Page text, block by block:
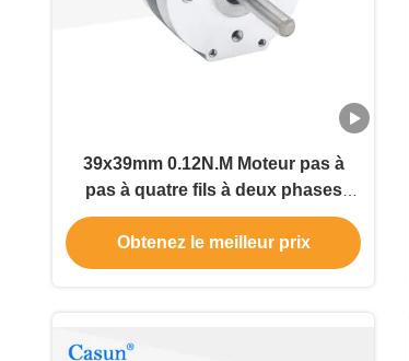
39x39mm 0.12N.M Moteur pas à
pas à quatre fils à deux phases
NEMA 16 CE RoHS
Obtenez le meilleur prix